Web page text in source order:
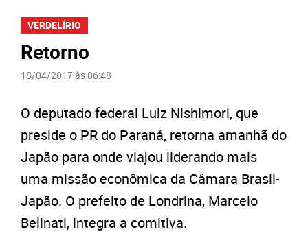
VERDELÍRIO
Retorno
18/04/2017 às 06:48
O deputado federal Luiz Nishimori, que
preside o PR do Paraná, retorna amanhã do
Japão para onde viajou liderando mais
uma missão econômica da Câmara Brasil-
Japão. O prefeito de Londrina, Marcelo
Belinati, integra a comitiva.